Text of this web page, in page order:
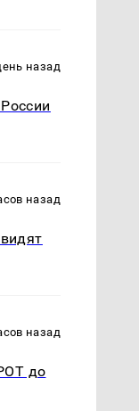
назад
назад
назад
до